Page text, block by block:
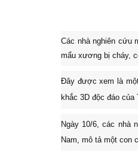
Các nhà nghiên cứu
mẩu xương bị cháy,
Đây được xem là
khắc 3D độc đáo của
Ngày 10/6, các nhà
Nam, mô tả một con